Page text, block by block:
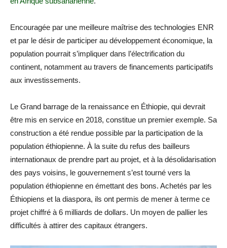
Encouragée par une meilleure maîtrise des technologies ENR
et par le désir de participer au développement économique, la
population pourrait s’impliquer dans l’électrification du
continent, notamment au travers de financements participatifs
aux investissements.
Le Grand barrage de la renaissance en Éthiopie, qui devrait
être mis en service en 2018, constitue un premier exemple. Sa
construction a été rendue possible par la participation de la
population éthiopienne. À la suite du refus des bailleurs
internationaux de prendre part au projet, et à la désolidarisation
des pays voisins, le gouvernement s’est tourné vers la
population éthiopienne en émettant des bons. Achetés par les
Éthiopiens et la diaspora, ils ont permis de mener à terme ce
projet chiffré à 6 milliards de dollars. Un moyen de pallier les
difficultés à attirer des capitaux étrangers.